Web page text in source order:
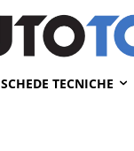
SCHEDE TECNICHE